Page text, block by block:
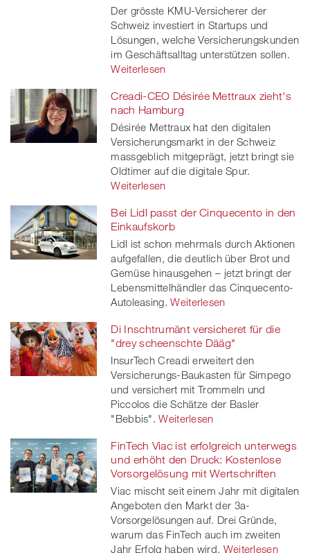
Der grösste KMU-Versicherer der
Schweiz investiert in Startups und
Lösungen, welche Versicherungskunden
im Geschäftsalltag unterstützen sollen.
Weiterlesen
Creadi-CEO Désirée Mettraux zieht's
nach Hamburg
Désirée Mettraux hat den digitalen
Versicherungsmarkt in der Schweiz
massgeblich mitgeprägt, jetzt bringt sie
Oldtimer auf die digitale Spur.
Weiterlesen
Bei Lidl passt der Cinquecento in den
Einkaufskorb
Lidl ist schon mehrmals durch Aktionen
aufgefallen, die deutlich über Brot und
Gemüse hinausgehen – jetzt bringt der
Lebensmittelhändler das Cinquecento-
Autoleasing. Weiterlesen
Di Inschtrumänt versicheret für die
"drey scheenschte Dääg"
InsurTech Creadi erweitert den
Versicherungs-Baukasten für Simpego
und versichert mit Trommeln und
Piccolos die Schätze der Basler
"Bebbis".Weiterlesen
FinTech Viac ist erfolgreich unterwegs
und erhöht den Druck: Kostenlose
Vorsorgelösung mit Wertschriften
Viac mischt seit einem Jahr mit digitalen
Angeboten den Markt der 3a-
Vorsorgelösungen auf. Drei Gründe,
warum das FinTech auch im zweiten
Jahr Erfolg haben wird. Weiterlesen